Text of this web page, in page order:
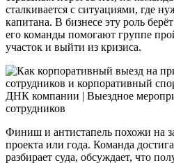
сталкивается с ситуациями, где
капитана. В бизнесе эту роль
его команды помогают группе
участок и выйти из кризиса.
Финиш и антистапель похожи на
проекта или года. Команда
разбирает суда, обсуждает, что